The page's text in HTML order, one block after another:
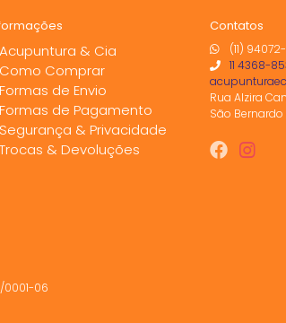
Contatos
(11)
11 4368-
Rua Alzira
São
Acupuntura & Cia
Como Comprar
Formas de Envio
Formas de Pagamento
Segurança & Privacidade
Trocas & Devoluções
0001-06